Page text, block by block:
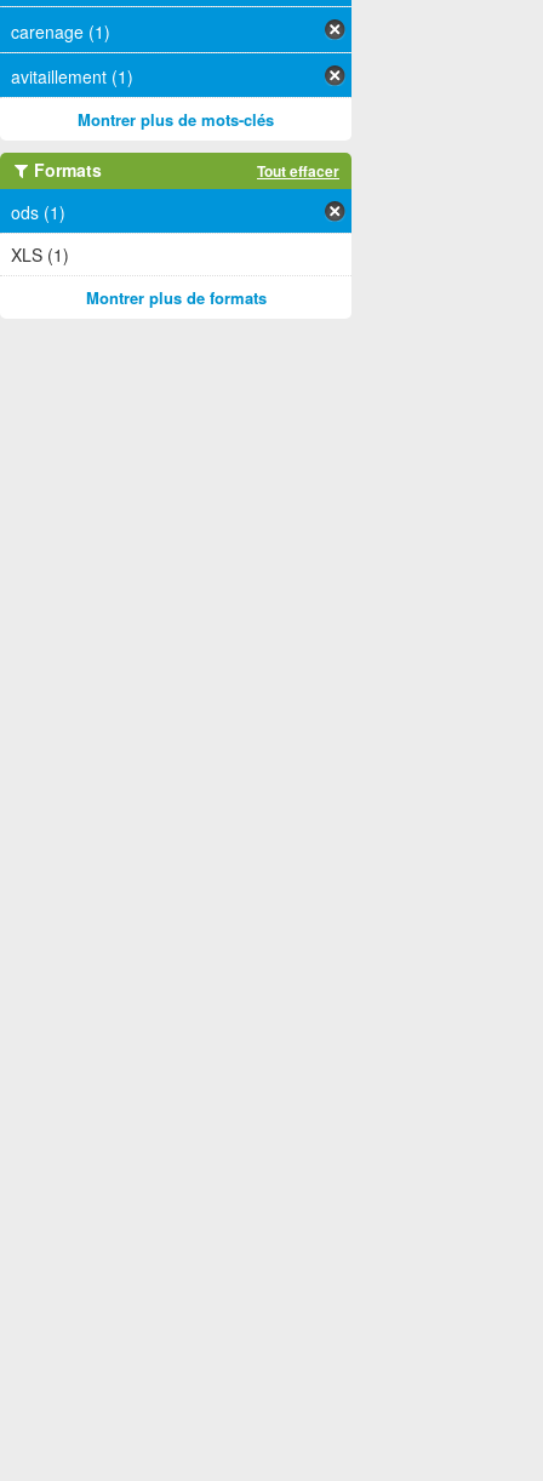
carenage (1)
avitaillement (1)
Montrer plus de mots-clés
Formats Tout effacer
ods (1)
XLS (1)
Montrer plus de formats